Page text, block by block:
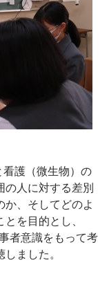
護（微生物）の
の人に対する差別
、そしてどのよ
を目的とし、
者意識をもって考
ました。